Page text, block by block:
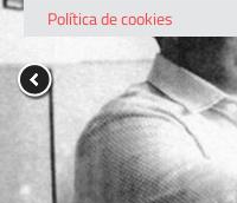
Política de cookies